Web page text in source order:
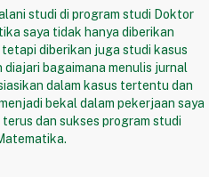
studi di program studi Doktor
saya tidak hanya diberikan
diberikan juga studi kasus
diajari bagaimana menulis jurnal
dalam kasus tertentu dan
bekal dalam pekerjaan saya
dan sukses program studi